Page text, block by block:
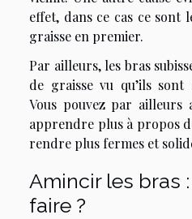
effet, dans ce cas ce sont
graisse en premier.
Par ailleurs, les bras
de graisse vu qu’ils sont
Vous pouvez par ailleurs
apprendre plus à propos
rendre plus fermes et
Amincir les bras
faire ?